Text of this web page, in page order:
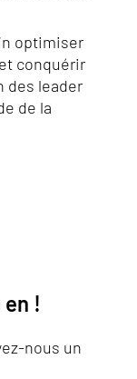
optimiser
conquérir
des leader
de la
!
nous un